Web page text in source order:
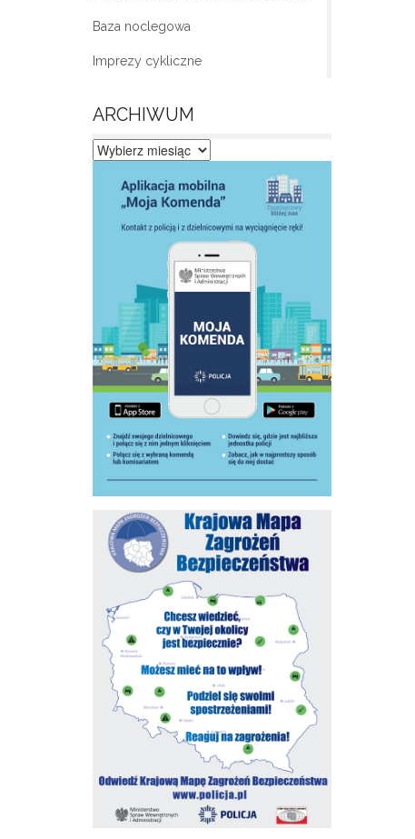
Baza noclegowa
Imprezy cykliczne
ARCHIWUM
Archiwum